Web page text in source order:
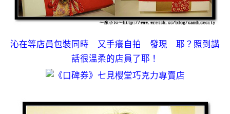
沁在等店員包裝同時 又手癢自拍 發現 耶？照到講
話很溫柔的店員了耶！